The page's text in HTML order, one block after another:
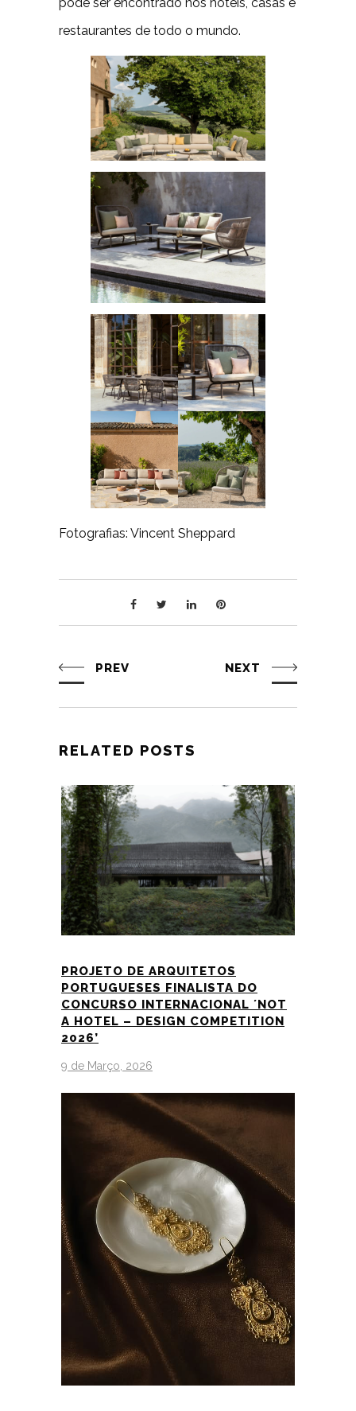
restaurantes de todo o mundo.
Fotografias: Vincent Sheppard
PREV NEXT
RELATED POSTS
PROJETO DE ARQUITETOS
PORTUGUESES FINALISTA DO
CONCURSO INTERNACIONAL ´NOT
A HOTEL – DESIGN COMPETITION
2026’
9 de Março, 2026